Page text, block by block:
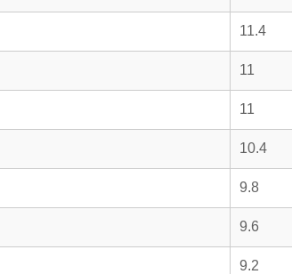
11.4
11
11
10.4
9.8
9.6
9.2